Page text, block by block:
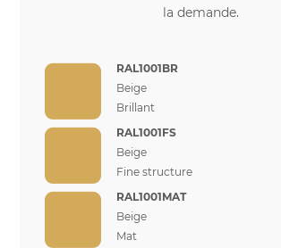
la demande.
RAL1001BR
Beige
Brillant
RAL1001FS
Beige
Fine structure
RAL1001MAT
Beige
Mat